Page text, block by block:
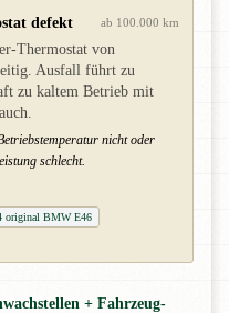
defekt ab 100.000 km
Thermostat von
Ausfall führt zu
zu kaltem Betrieb mit
nicht oder
schlecht.
original BMW E46
+ Fahrzeug-